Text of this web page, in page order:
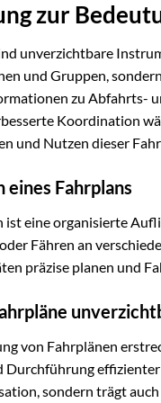
zur
unverzichtbare
und Gruppen,
zu Abfahrts-
Koordination
und Nutzen dieser
Fahrplans
ist eine organisierte
Fähren an
präzise planen und
von Fahrplänen
Durchführung
sondern trägt